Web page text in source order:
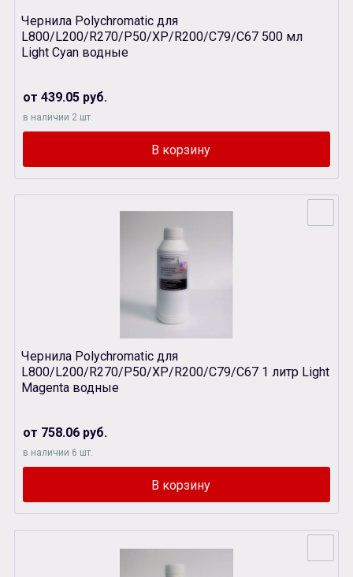
Чернила Polychromatic для
L800/L200/R270/P50/XР/R200/C79/C67 500 мл
Light Cyan водные
от 439.05 руб.
в наличии 2 шт.
Чернила Polychromatic для
L800/L200/R270/P50/XР/R200/C79/C67 1 литр Light
Magenta водные
от 758.06 руб.
в наличии 6 шт.